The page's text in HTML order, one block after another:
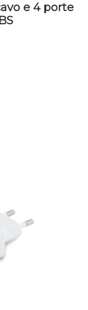
e 4 porte
del
prodotto